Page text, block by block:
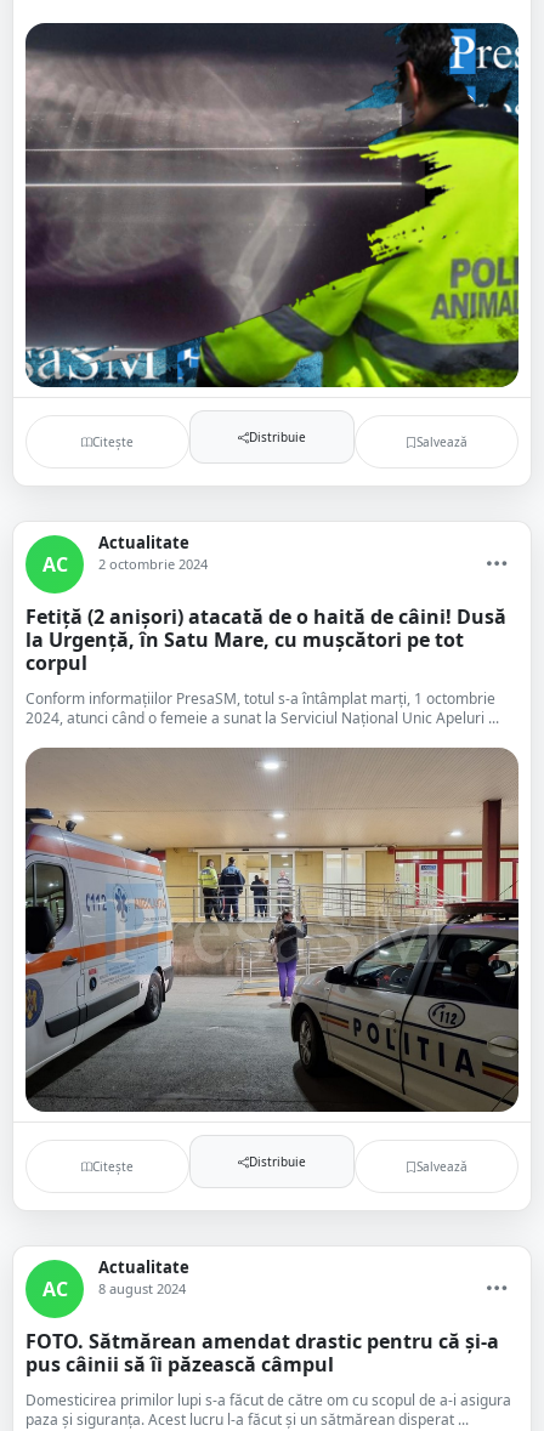
Citește Distribuie Salvează
AC
Actualitate
2 octombrie 2024
Fetiță (2 anișori) atacată de o haită de câini! Dusă
la Urgență, în Satu Mare, cu mușcători pe tot
corpul
Conform informațiilor PresaSM, totul s-a întâmplat marți, 1 octombrie
2024, atunci când o femeie a sunat la Serviciul Național Unic Apeluri ...
Citește Distribuie Salvează
AC
Actualitate
8 august 2024
FOTO. Sătmărean amendat drastic pentru că și-a
pus câinii să îi păzească câmpul
Domesticirea primilor lupi s-a făcut de către om cu scopul de a-i asigura
paza și siguranța. Acest lucru l-a făcut și un sătmărean disperat ...